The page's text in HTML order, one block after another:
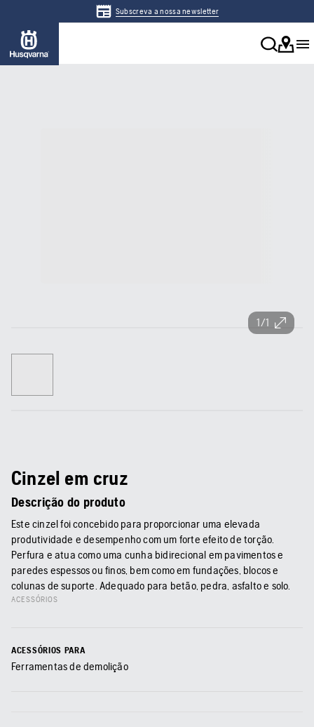
Subscreva a nossa newsletter
1/1
Cinzel em cruz
Descrição do produto
Este cinzel foi concebido para proporcionar uma elevada
produtividade e desempenho com um forte efeito de torção.
Perfura e atua como uma cunha bidirecional em pavimentos e
paredes espessos ou finos, bem como em fundações, blocos e
colunas de suporte. Adequado para betão, pedra, asfalto e solo.
ACESSÓRIOS
ACESSÓRIOS PARA
Ferramentas de demolição